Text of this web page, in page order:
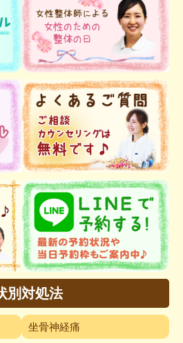
別対処法
坐骨神経痛